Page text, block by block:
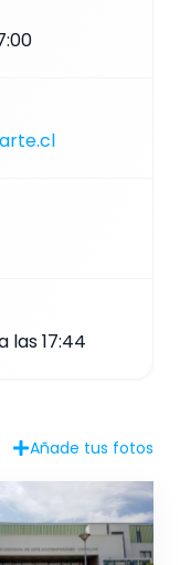
las 17:44
Añade tus fotos